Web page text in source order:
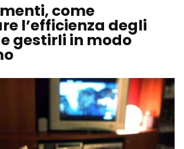
come
l’efficienza degli
gestirli in modo